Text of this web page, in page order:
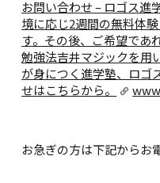
お問い合わせ – ロゴス進
境に応じ2週間の無料体
す。その後、ご希望であ
勉強法吉井マジックを用
が身につく進学塾、ロゴ
せはこちらから。
お急ぎの方は下記からお